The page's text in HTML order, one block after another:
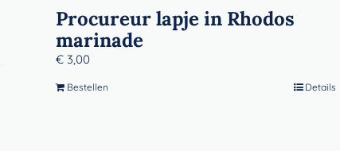
Procureur lapje in Rhodos
marinade
€ 3,00
Bestellen Details